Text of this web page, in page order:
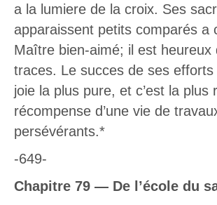
a la lumiere de la croix. Ses
apparaissent petits comparés a
Maître bien-aimé; il est heureux
traces. Le succes de ses
joie la plus pure, et c’est la plus
récompense d’une vie de
persévérants.*
-649-
Chapitre 79 — De l’école du